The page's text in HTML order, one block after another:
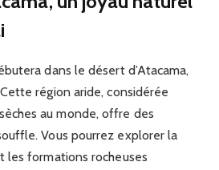
dans le désert d’Atacama,
région aride, considérée
au monde, offre des
Vous pourrez explorer la
les formations rocheuses